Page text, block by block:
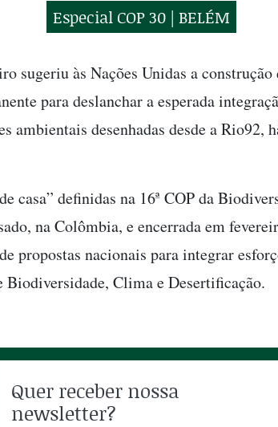
Especial COP 30 | BELÉM
sugeriu às Nações Unidas a
para deslanchar a esperada
ambientais desenhadas desde a Rio92,
casa” definidas na 16ª COP da
na Colômbia, e encerrada em
propostas nacionais para integrar
Biodiversidade, Clima e Desertificação.
Quer receber nossa
newsletter?